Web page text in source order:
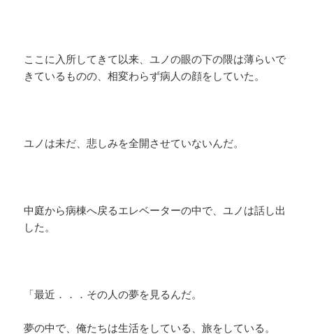
ここに入所してきて以来、ユノの眼の下の隈は薄らいで
きているものの、相変わらず病人の顔をしていた。
ユノは未だ、悲しみを全開させていないんだ。
中庭から病棟へ戻るエレベーターの中で、ユノは話し出
した。
「最近．．．その人の夢を見るんだ。
夢の中で、俺たちは生活をしている、旅をしている。